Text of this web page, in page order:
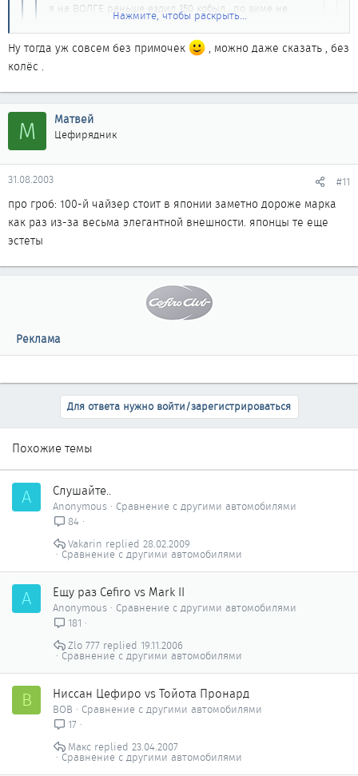
я на ВОЛГЕ раньше ездил..150 кобыл.. по зиме не
сахар особенно на всесезонке !!
Нажмите, чтобы раскрыть...
Гы , про волгу ещё вспомнили
, давайте
обойдёмся без отечественного автопрома при
обсуждении таких вещей как управляемость ... хотя про
отечественный автопром при обсуждении любых вещей
лучше не вспоминать ...
я имел ввиду достаточно мощьный мотор и задний привод без
примочек...
российский автопром тут не причём !!!!
Нажмите, чтобы раскрыть...
Ну тогда уж совсем без примочек
, можно даже сказать , без
колёс .
М Матвей
Цефирядник
31.08.2003 #11
про гроб: 100-й чайзер стоит в японии заметно дороже марка
как раз из-за весьма элегантной внешности. японцы те еще
эстеты
Реклама
Для ответа нужно войти/зарегистрироваться
Похожие темы
A Слушайте..
Anonymous
Сравнение с другими автомобилями
84
Сравнение с другими автомобилями
28.02.2009
Vakarin
A Ещу раз Cefiro vs Mark II
Anonymous
Сравнение с другими автомобилями
181
Сравнение с другими автомобилями
19.11.2006
Zlo 777
В Ниссан Цефиро vs Тойота Пронард
ВОВ
Сравнение с другими автомобилями
17
Сравнение с другими автомобилями
23.04.2007
Макс